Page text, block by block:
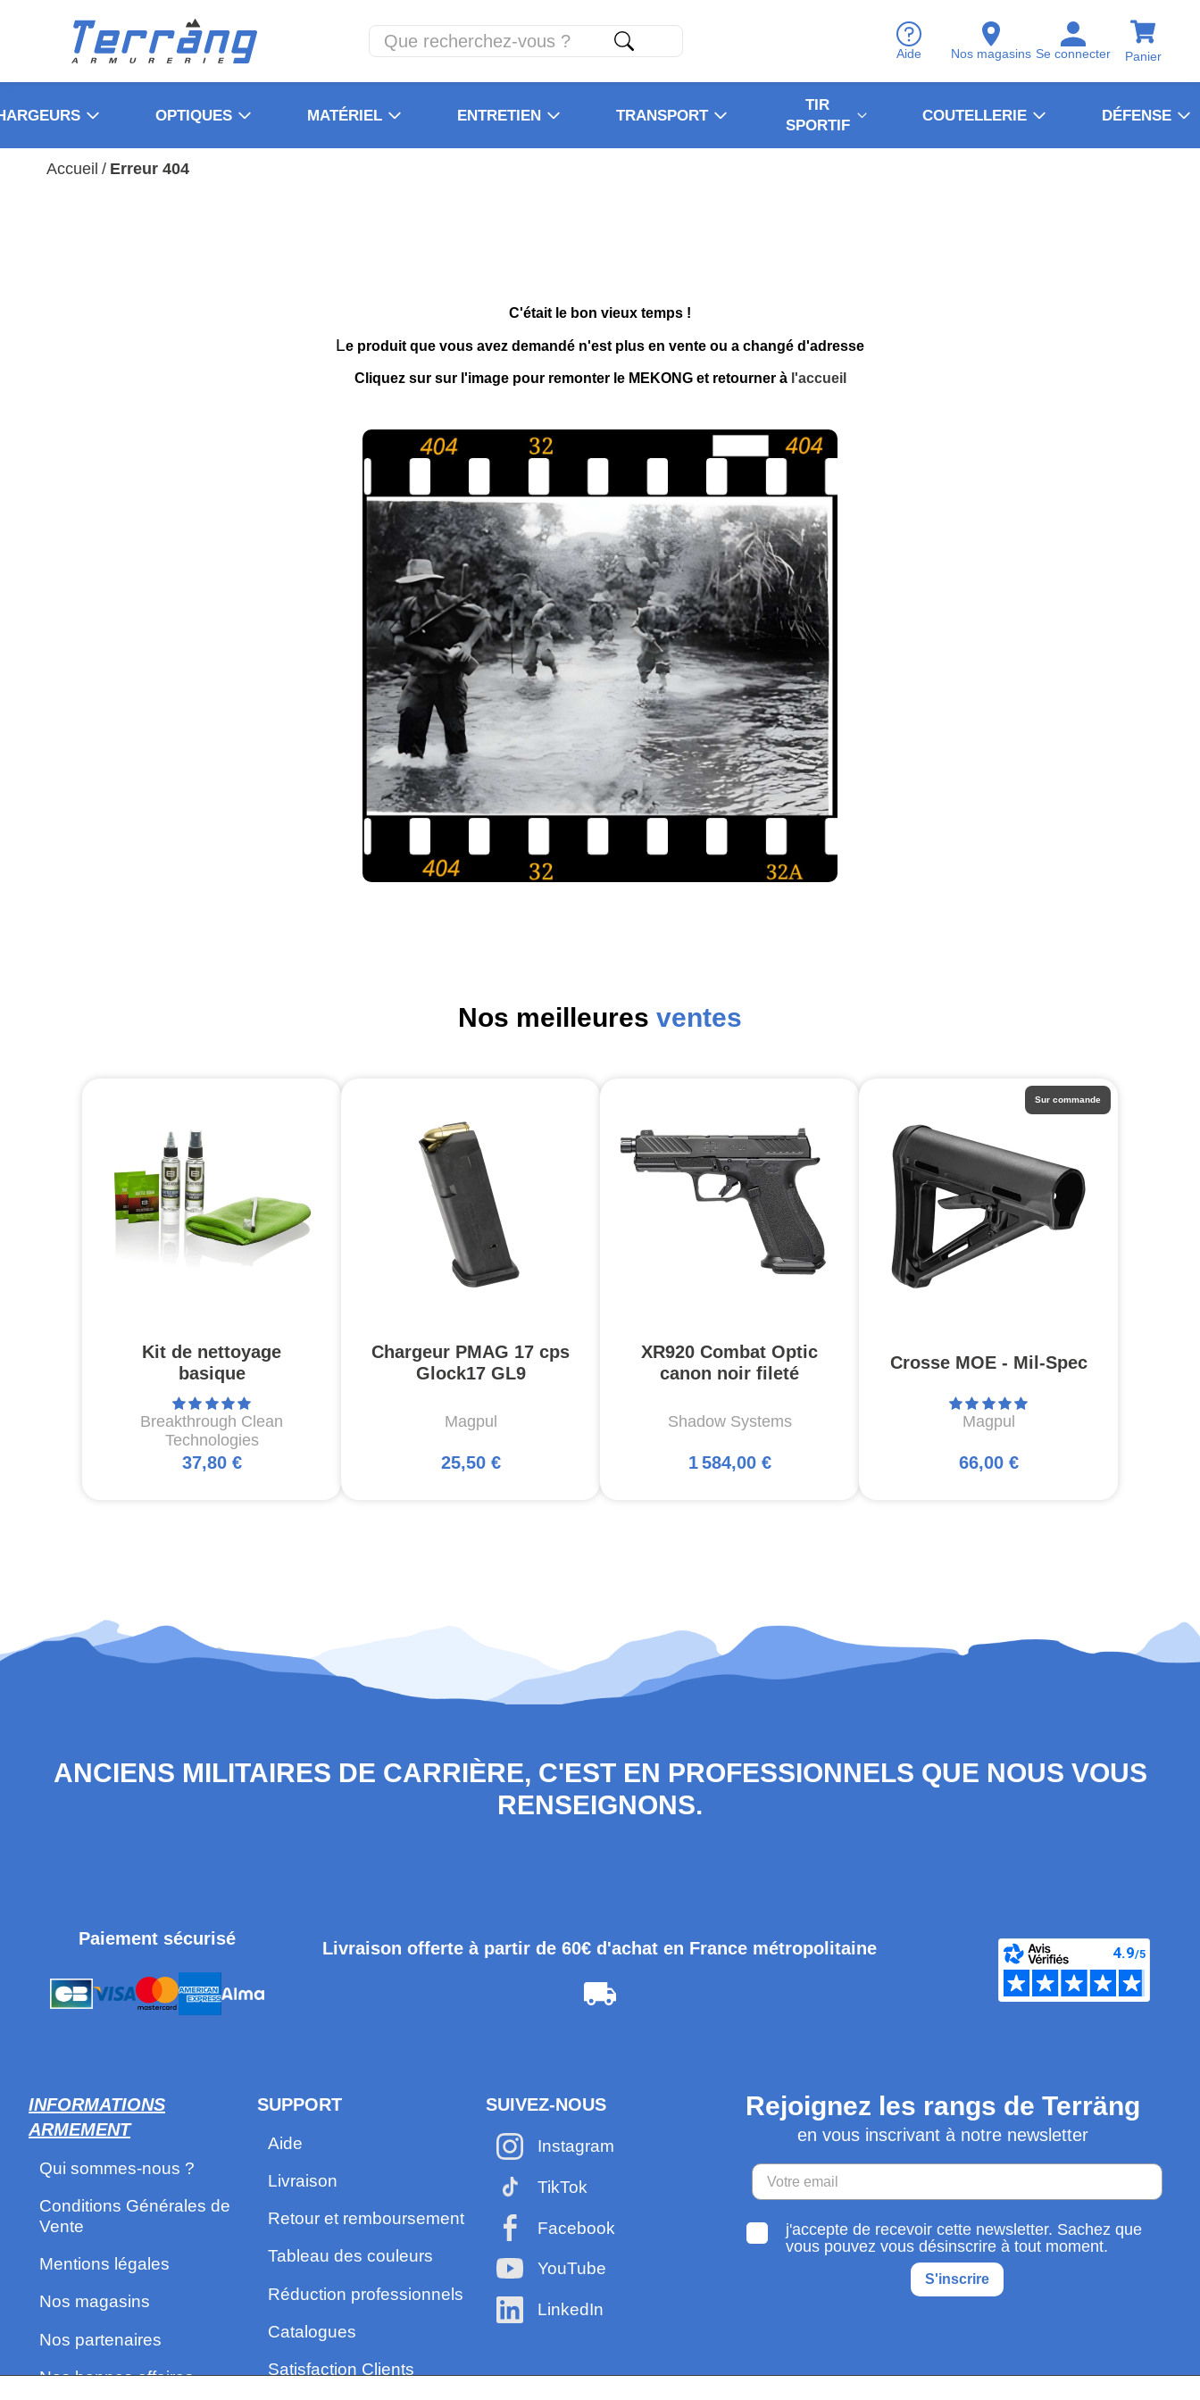
Aide Nos magasins Se connecter Panier
OPTIQUES MATÉRIEL ENTRETIEN TRANSPORT
TIR
SPORTIF
COUTELLERIE DÉFENSE
Accueil / Erreur 404
C'était le bon vieux temps !
Le produit que vous avez demandé n'est plus en vente ou a changé d'adresse
Cliquez sur sur l'image pour remonter le MEKONG et retourner à l'accueil
Nos meilleures ventes
Kit de nettoyage
basique
Breakthrough Clean
Technologies
37,80 €
Chargeur PMAG 17 cps
Glock17 GL9
Magpul
25,50 €
XR920 Combat Optic
canon noir fileté
Shadow Systems
1 584,00 €
Crosse MOE - Mil-Spec
Magpul
66,00 €
Sur commande
ANCIENS MILITAIRES DE CARRIÈRE, C'EST EN PROFESSIONNELS QUE NOUS VOUS
RENSEIGNONS.
Paiement sécurisé Livraison offerte à partir de 60€ d'achat en France métropolitaine
INFORMATIONS
ARMEMENT
Qui sommes-nous ?
Conditions Générales de
Vente
Mentions légales
Nos magasins
Nos partenaires
Nos bonnes affaires
SUPPORT
Aide
Livraison
Retour et remboursement
Tableau des couleurs
Réduction professionnels
Catalogues
Satisfaction Clients
SUIVEZ-NOUS
Instagram
TikTok
Facebook
YouTube
LinkedIn
Rejoignez les rangs de Terräng
en vous inscrivant à notre newsletter
j'accepte de recevoir cette newsletter. Sachez que
vous pouvez vous désinscrire à tout moment.
S'inscrire